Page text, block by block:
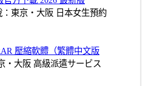
：東京・大阪 日本女生預約
壓縮軟體（繁體中文版
・大阪 高級派遣サービス